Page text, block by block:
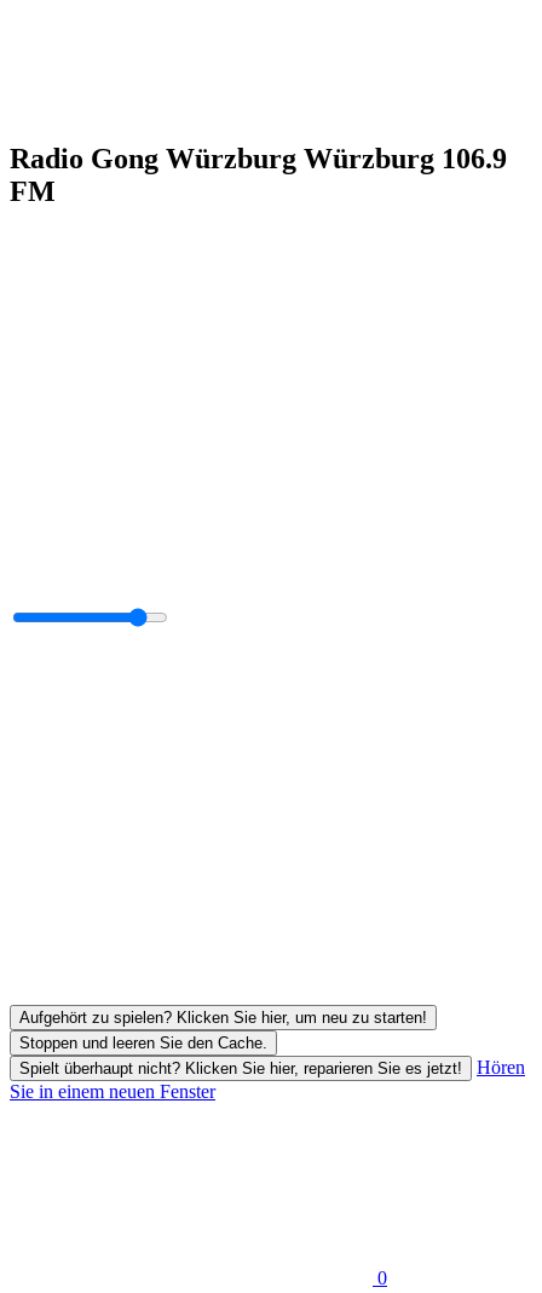
Radio Gong Würzburg Würzburg 106.9
FM
Aufgehört zu spielen? Klicken Sie hier, um neu zu starten!
Stoppen und leeren Sie den Cache.
Spielt überhaupt nicht? Klicken Sie hier, reparieren Sie es jetzt!
Hören
Sie in einem neuen Fenster
0